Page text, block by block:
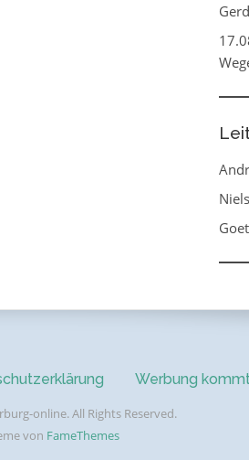
Werbung
online. All Rights Reserved.
von FameThemes